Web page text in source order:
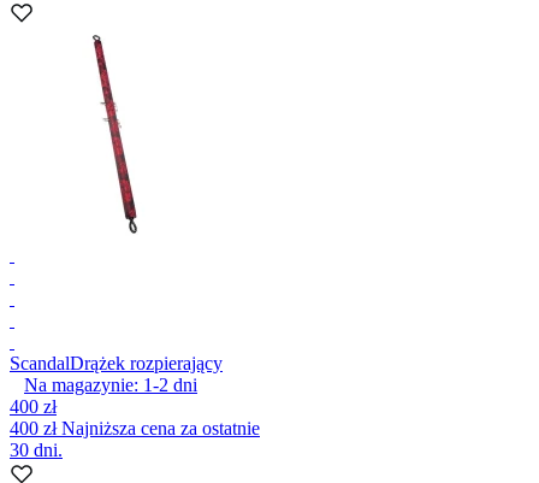
ScandalDrążek rozpierający
Na magazynie: 1-2 dni
400 zł
400 złNajniższa cena za ostatnie
30 dni.